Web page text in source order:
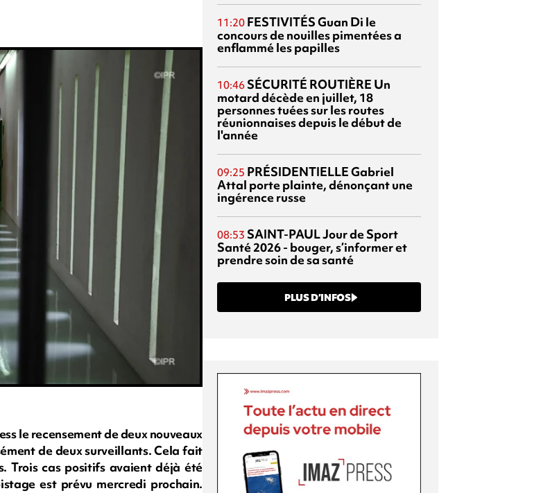
le recensement de deux nouveaux
de deux surveillants. Cela fait
Trois cas positifs avaient déjà été
est prévu mercredi prochain.
11:20 FESTIVITÉSGuan Di le
concours de nouilles pimentées a
enflammé les papilles
10:46 SÉCURITÉ ROUTIÈRE Un
motard décède en juillet, 18
personnes tuées sur les routes
réunionnaises depuis le début de
l'année
09:25 PRÉSIDENTIELLEGabriel
Attal porte plainte, dénonçant une
ingérence russe
08:53 SAINT-PAULJour de Sport
Santé 2026 - bouger, s’informer et
prendre soin de sa santé
PLUS D’INFOS